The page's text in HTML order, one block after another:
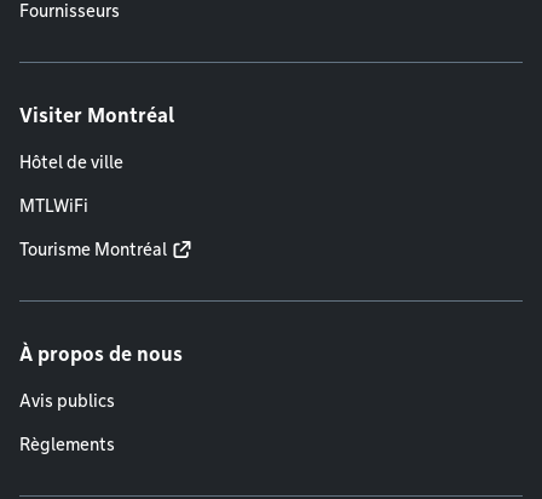
Fournisseurs
Visiter Montréal
Hôtel de ville
MTLWiFi
Tourisme Montréal
À propos de nous
Avis publics
Règlements